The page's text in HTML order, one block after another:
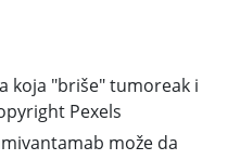
koja "briše" tumoreak i
Pexels
može da